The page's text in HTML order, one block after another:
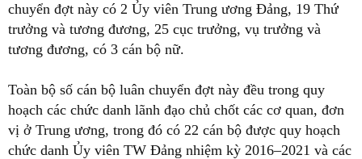
chuyển đợt này có 2 Ủy viên Trung ương Đảng, 19 Thứ
trưởng và tương đương, 25 cục trưởng, vụ trưởng và
tương đương, có 3 cán bộ nữ.
Toàn bộ số cán bộ luân chuyển đợt này đều trong quy
hoạch các chức danh lãnh đạo chủ chốt các cơ quan, đơn
vị ở Trung ương, trong đó có 22 cán bộ được quy hoạch
chức danh Ủy viên TW Đảng nhiệm kỳ 2016–2021 và các